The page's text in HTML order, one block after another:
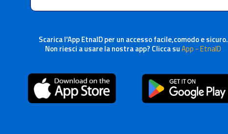
Scarica l'App EtnaID per un accesso facile,comodo e sicuro.
Non riesci a usare la nostra app? Clicca suApp - EtnaID